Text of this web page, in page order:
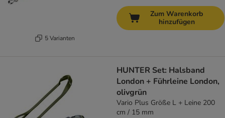
5 Varianten
Zum Warenkorb
hinzufügen
HUNTER Set: Halsband
London + Führleine London,
olivgrün
Vario Plus Größe L + Leine 200
cm / 15 mm